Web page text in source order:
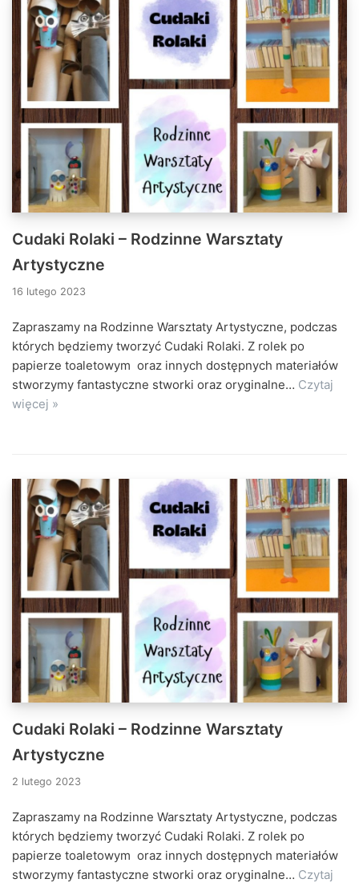
Cudaki Rolaki – Rodzinne Warsztaty
Artystyczne
16 lutego 2023
Zapraszamy na Rodzinne Warsztaty Artystyczne, podczas
których będziemy tworzyć Cudaki Rolaki. Z rolek po
papierze toaletowym oraz innych dostępnych materiałów
stworzymy fantastyczne stworki oraz oryginalne… Czytaj
więcej »
Cudaki Rolaki – Rodzinne Warsztaty
Artystyczne
2 lutego 2023
Zapraszamy na Rodzinne Warsztaty Artystyczne, podczas
których będziemy tworzyć Cudaki Rolaki. Z rolek po
papierze toaletowym oraz innych dostępnych materiałów
stworzymy fantastyczne stworki oraz oryginalne… Czytaj